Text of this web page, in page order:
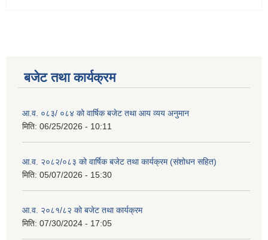
बजेट तथा कार्यक्रम
आ.व. ०८३/ ०८४ को वार्षिक बजेट तथा आय व्यय अनुमान
मिति: 06/25/2026 - 10:11
आ.व. २०८२/०८३ को वार्षिक बजेट तथा कार्यक्रम (संशोधन सहित)
मिति: 05/07/2026 - 15:30
आ.व. २०८१/८२ को बजेट तथा कार्यक्रम
मिति: 07/30/2024 - 17:05